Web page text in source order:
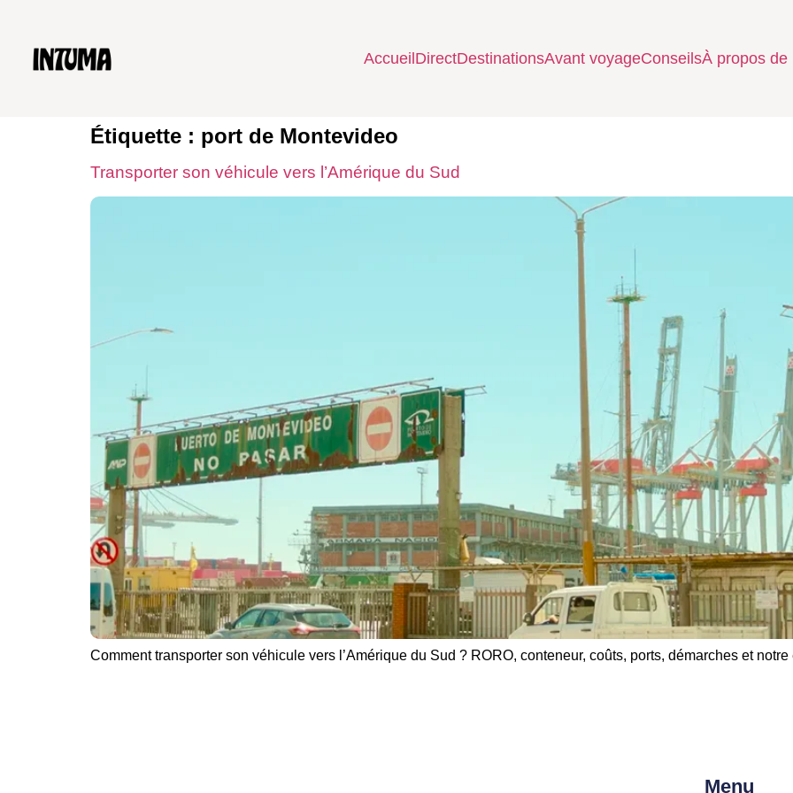
Accueil DirectDestinationsAvant voyageConseilsÀ propos de
Étiquette : port de Montevideo
Transporter son véhicule vers l’Amérique du Sud
Comment transporter son véhicule vers l’Amérique du Sud ? RORO, conteneur, coûts, ports, démarches et
Menu